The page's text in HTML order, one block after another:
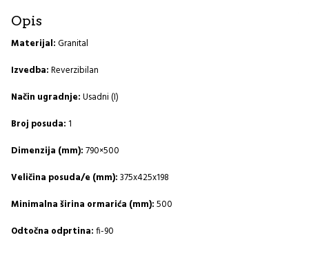
Opis
Materijal:Granital
Izvedba:Reverzibilan
Način ugradnje:Usadni (I)
Broj posuda: 1
Dimenzija (mm):790×500
Veličina posuda/e (mm):375x425x198
Minimalna širina ormarića (mm):500
Odtočna odprtina:fi-90